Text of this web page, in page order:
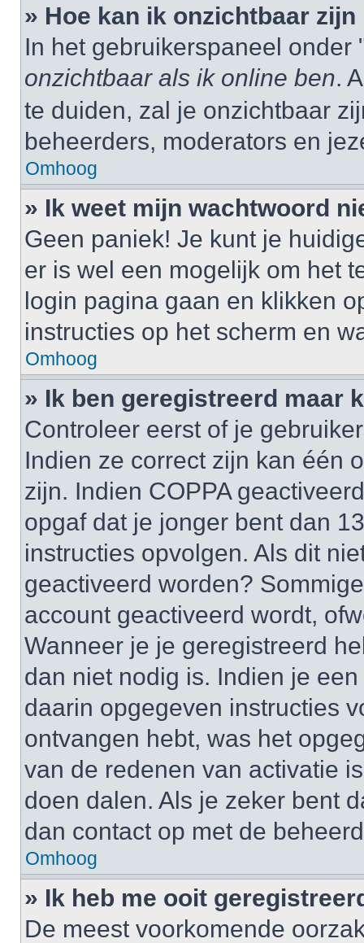
» Hoe kan ik onzichtbaar
In het gebruikerspaneel
onzichtbaar als ik online ben.
te duiden, zal je onzichtbaar
beheerders, moderators en
Omhoog
» Ik weet mijn wachtwoord
Geen paniek! Je kunt je
er is wel een mogelijk om het
login pagina gaan en klikken
instructies op het scherm en
Omhoog
» Ik ben geregistreerd maar
Controleer eerst of je
Indien ze correct zijn kan één
zijn. Indien COPPA
opgaf dat je jonger bent dan
instructies opvolgen. Als dit
geactiveerd worden?
account geactiveerd wordt,
Wanneer je je geregistreerd
dan niet nodig is. Indien je
daarin opgegeven instructies
ontvangen hebt, was het
van de redenen van activatie
doen dalen. Als je zeker bent
dan contact op met de
Omhoog
» Ik heb me ooit
De meest voorkomende